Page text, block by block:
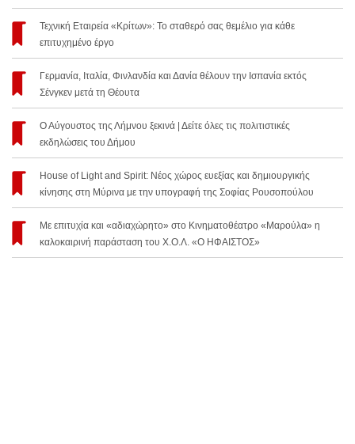
Τεχνική Εταιρεία «Κρίτων»: Το σταθερό σας θεμέλιο για κάθε
επιτυχημένο έργο
Γερμανία, Ιταλία, Φινλανδία και Δανία θέλουν την Ισπανία εκτός
Σένγκεν μετά τη Θέουτα
Ο Αύγουστος της Λήμνου ξεκινά | Δείτε όλες τις πολιτιστικές
εκδηλώσεις του Δήμου
House of Light and Spirit: Νέος χώρος ευεξίας και δημιουργικής
κίνησης στη Μύρινα με την υπογραφή της Σοφίας Ρουσοπούλου
Με επιτυχία και «αδιαχώρητο» στο Κινηματοθέατρο «Μαρούλα» η
καλοκαιρινή παράσταση του Χ.Ο.Λ. «Ο ΗΦΑΙΣΤΟΣ»